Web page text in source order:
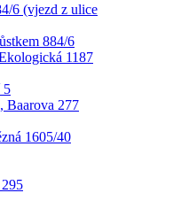
6 (vjezd z ulice
884/6
1187
5
Baarova 277
1605/40